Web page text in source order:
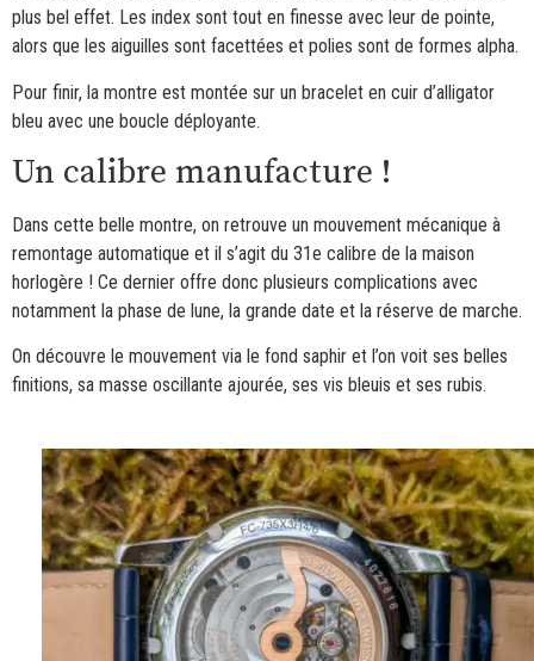
plus bel effet. Les index sont tout en finesse avec leur de pointe,
alors que les aiguilles sont facettées et polies sont de formes alpha.
Pour finir, la montre est montée sur un bracelet en cuir d’alligator
bleu avec une boucle déployante.
Un calibre manufacture !
Dans cette belle montre, on retrouve un mouvement mécanique à
remontage automatique et il s’agit du 31e calibre de la maison
horlogère ! Ce dernier offre donc plusieurs complications avec
notamment la phase de lune, la grande date et la réserve de marche.
On découvre le mouvement via le fond saphir et l’on voit ses belles
finitions, sa masse oscillante ajourée, ses vis bleuis et ses rubis.